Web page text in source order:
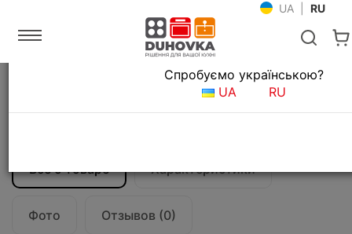
UA RU
Измельчители пищевых отходов
Измельчитель пищевых отходов Fabiano
Все о товаре Характеристики
Фото Отзывов (0)
Язык магазина
Спробуємо українською?
UA
RU